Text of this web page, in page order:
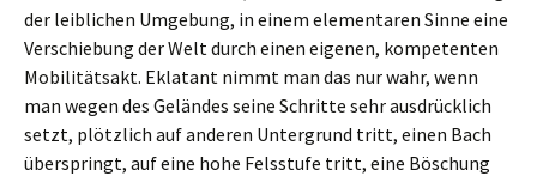
der leiblichen Umgebung, in einem elementaren Sinne eine
Verschiebung der Welt durch einen eigenen, kompetenten
Mobilitätsakt. Eklatant nimmt man das nur wahr, wenn
man wegen des Geländes seine Schritte sehr ausdrücklich
setzt, plötzlich auf anderen Untergrund tritt, einen Bach
überspringt, auf eine hohe Felsstufe tritt, eine Böschung